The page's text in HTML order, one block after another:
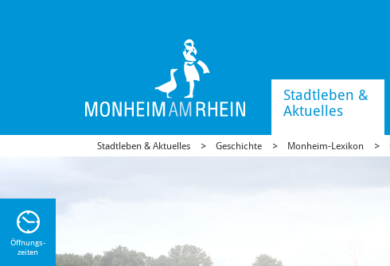
Stadtleben &
Aktuelles
Stadtleben & Aktuelles Geschichte Monheim-Lexikon
Öffnungs-
zeiten
Sie
zu